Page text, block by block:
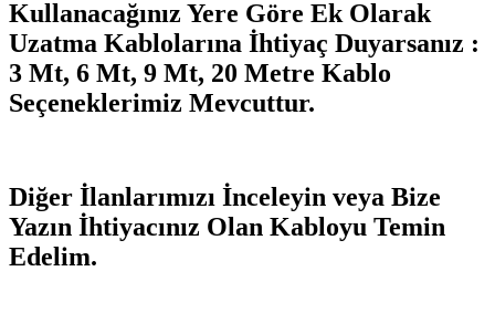
Kullanacağınız Yere Göre Ek Olarak
Uzatma Kablolarına İhtiyaç Duyarsanız :
3 Mt, 6 Mt, 9 Mt, 20 Metre Kablo
Seçeneklerimiz Mevcuttur.
Diğer İlanlarımızı İnceleyin veya Bize
Yazın İhtiyacınız Olan Kabloyu Temin
Edelim.